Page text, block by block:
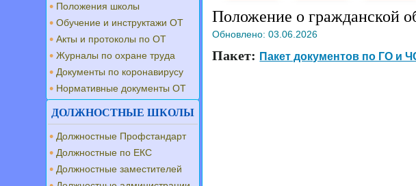
Положение о гражданской
Обновлено:03.06.2026
Пакет: Пакет документов по ГО и
Положения школы
Обучение и инструктажи ОТ
Акты и протоколы по ОТ
Журналы по охране труда
Документы по коронавирусу
Нормативные документы ОТ
ДОЛЖНОСТНЫЕ ШКОЛЫ
Должностные Профстандарт
Должностные по ЕКС
Должностные заместителей